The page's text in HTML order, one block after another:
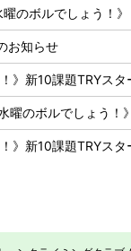
のボルでしょう！》
お知らせ
》新10課題TRYスタ
のボルでしょう！》
》新10課題TRYスタ